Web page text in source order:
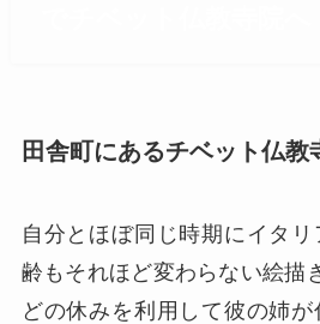
田舎町にあるチベット仏教
自分とほぼ同じ時期にイタ
齢もそれほど変わらない絵描
どの休みを利用して彼の姉